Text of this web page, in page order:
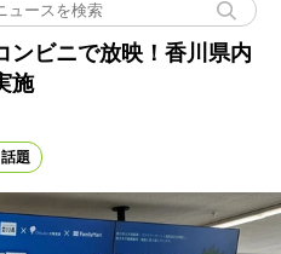
ンビニで放映！香川県内
施
題